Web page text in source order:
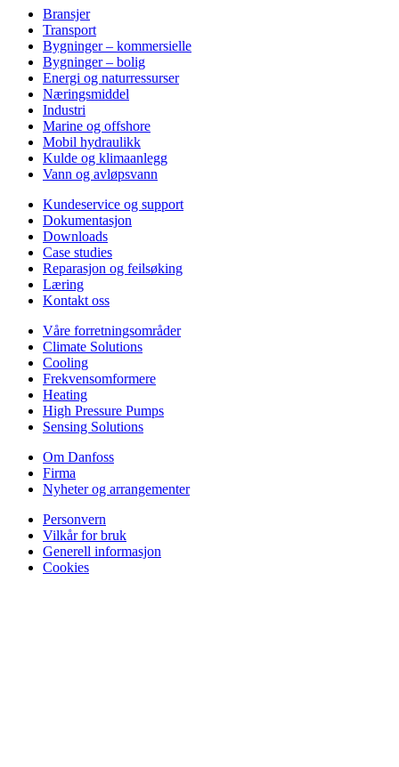
Bransjer
Transport
Bygninger – kommersielle
Bygninger – bolig
Energi og naturressurser
Næringsmiddel
Industri
Marine og offshore
Mobil hydraulikk
Kulde og klimaanlegg
Vann og avløpsvann
Kundeservice og support
Dokumentasjon
Downloads
Case studies
Reparasjon og feilsøking
Læring
Kontakt oss
Våre forretningsområder
Climate Solutions
Cooling
Frekvensomformere
Heating
High Pressure Pumps
Sensing Solutions
Om Danfoss
Firma
Nyheter og arrangementer
Personvern
Vilkår for bruk
Generell informasjon
Cookies